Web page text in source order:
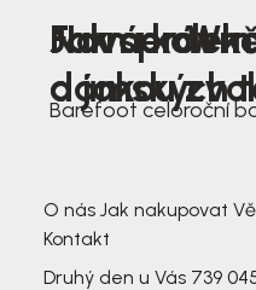
Nová
dámských
Jak
a jakou
Farmer
Barefoot celoroční
O nás Jak nakupovat
Kontakt
Druhý den u Vás 739